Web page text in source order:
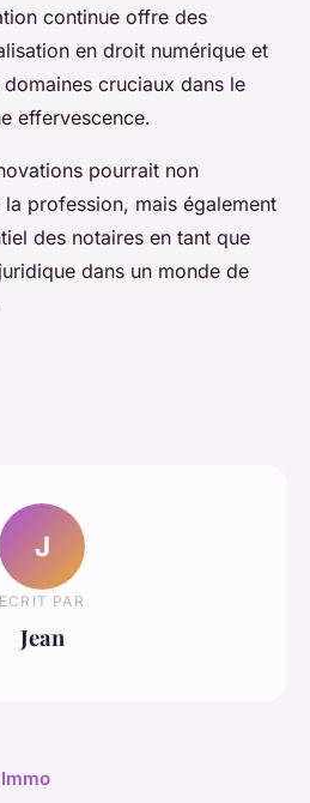
continue offre des
en droit numérique et
cruciaux dans le
effervescence.
pourrait non
profession, mais également
des notaires en tant que
dans un monde de
J
ECRIT PAR
Jean